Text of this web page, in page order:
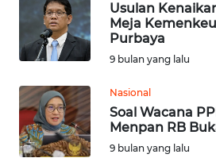
Usulan
Meja
Purbaya
9 bulan yang lalu
Nasional
Soal Wacana
Menpan RB
9 bulan yang lalu
INDEKS
BERITA
KAMI
INFO
IKLAN